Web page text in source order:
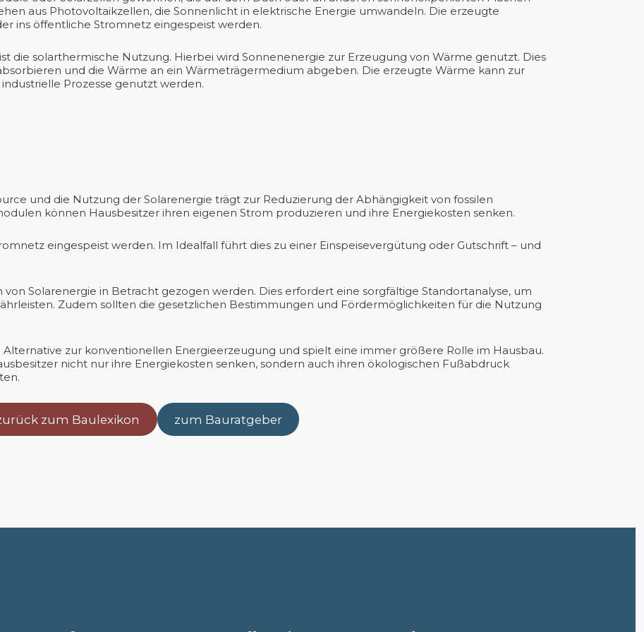
aus Photovoltaikzellen, die Sonnenlicht in elektrische Energie umwandeln. Die erzeugte
ins öffentliche Stromnetz eingespeist werden.
die solarthermische Nutzung. Hierbei wird Sonnenenergie zur Erzeugung von Wärme genutzt. Dies
und die Wärme an ein Wärmeträgermedium abgeben. Die erzeugte Wärme kann zur
Prozesse genutzt werden.
und die Nutzung der Solarenergie trägt zur Reduzierung der Abhängigkeit von fossilen
können Hausbesitzer ihren eigenen Strom produzieren und ihre Energiekosten senken.
eingespeist werden. Im Idealfall führt dies zu einer Einspeisevergütung oder Gutschrift – und
Solarenergie in Betracht gezogen werden. Dies erfordert eine sorgfältige Standortanalyse, um
Zudem sollten die gesetzlichen Bestimmungen und Fördermöglichkeiten für die Nutzung
zur konventionellen Energieerzeugung und spielt eine immer größere Rolle im Hausbau.
nicht nur ihre Energiekosten senken, sondern auch ihren ökologischen Fußabdruck
zum Baulexikon zum Bauratgeber